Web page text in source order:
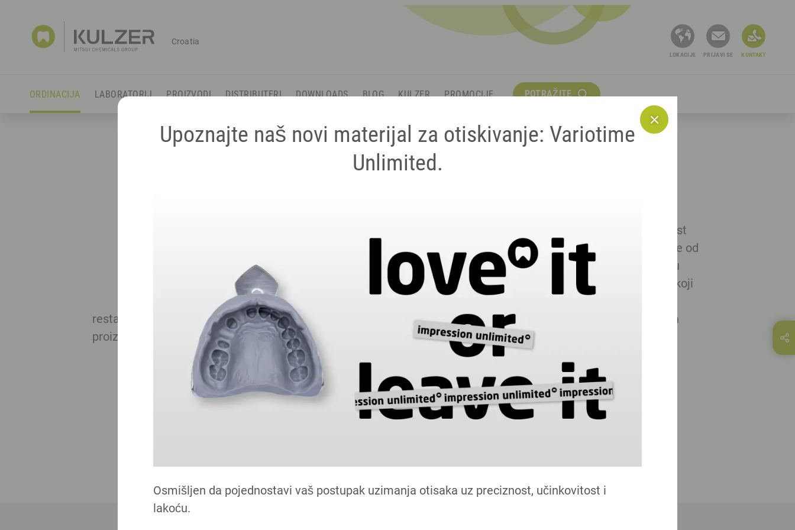
Upoznajte naš novi materijal za otiskivanje: Variotime
Unlimited.
Osmišljen da pojednostavi vaš postupak uzimanja otisaka uz preciznost, učinkovitost i
lakoću.
Croatia
LOKACIJE PRIJAVI SE KONTAKT
ORDINACIJA LABORATORIJ PROIZVODI DISTRIBUTERI DOWNLOADS BLOG KULZER PROMOCIJE POTRAŽITE
Podijelite ovu stranicu na...
Adhezivi
Vaši pacijenti očekuju od vas učinkovitost i pouzdanost
svaki dan. To su upravo one kvalitete koje vi očekujete od
adheziva. Na temelju našeg dugogodišnjeg iskustva u
razvoju vezivnih sredstava, pružamo vam materijale koji
restauracija. Jednostavno, sigurno i znanstveno dokazano. Pouzdana snaga vezivanja i uvjerljiva kvaliteta naših
proizvoda daju vam povjerenje koje vam je potrebno svaki dan u ordinaciji.